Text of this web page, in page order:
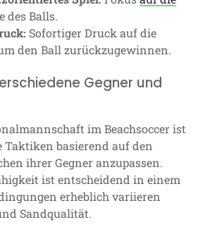
des Balls.
Sofortiger Druck auf die
den Ball zurückzugewinnen.
Gegner und
im Beachsoccer ist
basierend auf den
ihrer Gegner anzupassen.
ist entscheidend in einem
erheblich variieren
Sandqualität.